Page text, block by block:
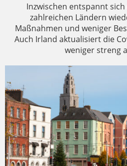
Inzwischen entspannt
zahlreichen Ländern
Maßnahmen und weniger
Auch Irland aktualisiert die
weniger streng